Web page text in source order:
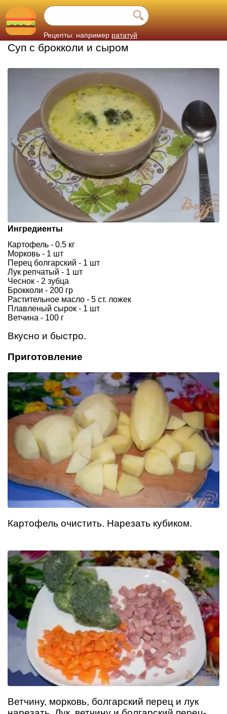
Рецепты: например рататуй
Суп с брокколи и сыром
Ингредиенты
Картофель - 0.5 кг
Морковь - 1 шт
Перец болгарский - 1 шт
Лук репчатый - 1 шт
Чеснок - 2 зубца
Брокколи - 200 гр
Растительное масло - 5 ст. ложек
Плавленый сырок - 1 шт
Ветчина - 100 г
Вкусно и быстро.
Приготовление
Картофель очистить. Нарезать кубиком.
Ветчину, морковь, болгарский перец и лук